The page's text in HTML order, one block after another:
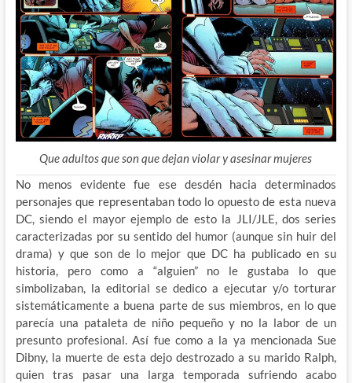
Que adultos que son que dejan violar y asesinar mujeres
No menos evidente fue ese desdén hacia determinados
personajes que representaban todo lo opuesto de esta nueva
DC, siendo el mayor ejemplo de esto la JLI/JLE, dos series
caracterizadas por su sentido del humor (aunque sin huir del
drama) y que son de lo mejor que DC ha publicado en su
historia, pero como a “alguien” no le gustaba lo que
simbolizaban, la editorial se dedico a ejecutar y/o torturar
sistemáticamente a buena parte de sus miembros, en lo que
parecía una pataleta de niño pequeño y no la labor de un
presunto profesional. Así fue como a la ya mencionada Sue
Dibny, la muerte de esta dejo destrozado a su marido Ralph,
quien tras pasar una larga temporada sufriendo acabo